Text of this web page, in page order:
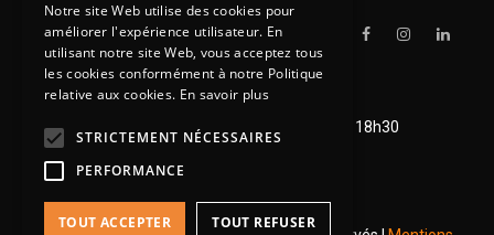
BAHUT
LITERIE
CONVERTIBLE
MATELAS
LITS RELEVABLES
CADRES DE LIT
Lundi de 14h à 18h30
Mardi à vendredi de 9h à 12h et de 14h à 18h30
Notre site Web utilise des cookies pour
améliorer l'expérience utilisateur. En
utilisant notre site Web, vous acceptez tous
les cookies conformément à notre Politique
relative aux cookies. En savoir plus
STRICTEMENT NÉCESSAIRES
PERFORMANCE
TOUT ACCEPTER TOUT REFUSER